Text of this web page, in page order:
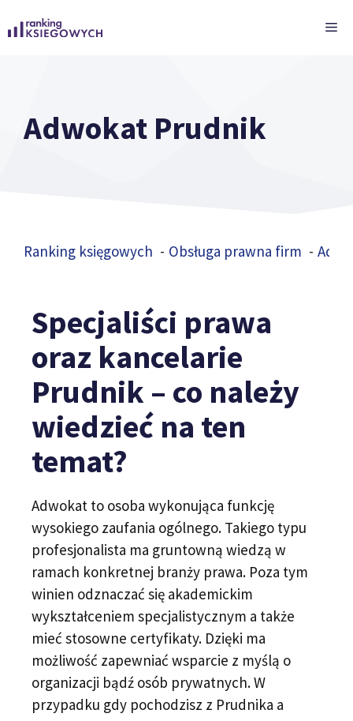
do
Adwokat Prudnik
Ranking księgowych Obsługa prawna firm
Specjaliści prawa
oraz kancelarie
Prudnik – co należy
wiedzieć na ten
temat?
Adwokat to osoba wykonująca funkcję
wysokiego zaufania ogólnego. Takiego typu
profesjonalista ma gruntowną wiedzą w
ramach konkretnej branży prawa. Poza tym
winien odznaczać się akademickim
wykształceniem specjalistycznym a także
mieć stosowne certyfikaty. Dzięki ma
możliwość zapewniać wsparcie z myślą o
organizacji bądź osób prywatnych. W
przypadku gdy pochodzisz z Prudnika a